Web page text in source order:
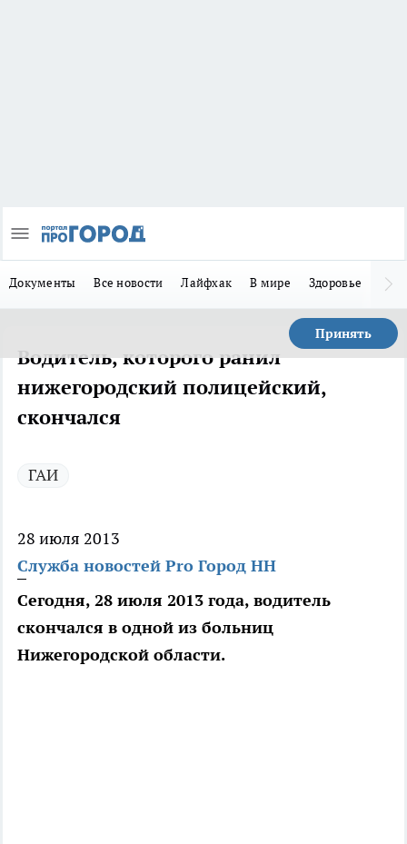
Документы Все новости Лайфхак В мире Здоровье
Принять
Водитель, которого ранил
нижегородский полицейский,
скончался
ГАИ
28 июля 2013
Служба новостей Pro Город НН
Сегодня, 28 июля 2013 года, водитель
скончался в одной из больниц
Нижегородской области.